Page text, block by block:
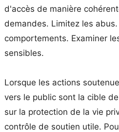
d'accès de manière
demandes. Limitez les
comportements. Examiner
sensibles.
Lorsque les actions
vers le public sont la cible
sur la protection de la vie
contrôle de soutien utile.